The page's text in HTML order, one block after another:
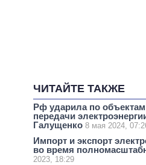
ЧИТАЙТЕ ТАКЖЕ
Рф ударила по объектам
передачи
Галущенко 8 мая 2024,
Импорт и экспорт
во время
2023, 18:29